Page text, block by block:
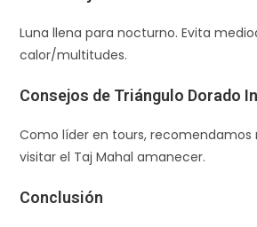
Luna llena para nocturno. Evita
calor/multitudes.​
Consejos de Triángulo Dorado
Como líder en tours, recomendamos
visitar el Taj Mahal amanecer.
Conclusión